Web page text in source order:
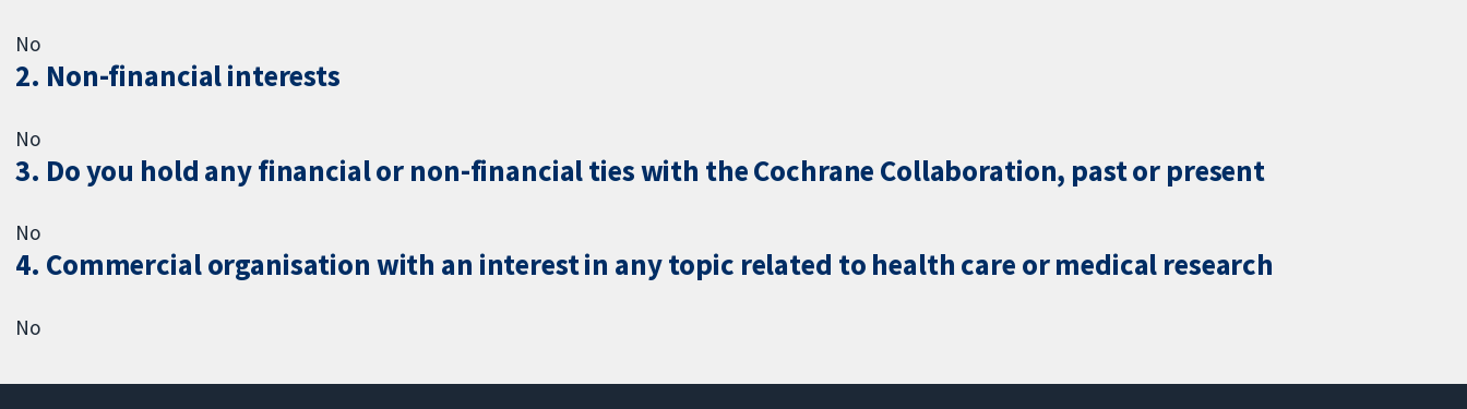
No
2. Non-financial interests
No
3. Do you hold any financial or non-financial ties with the Cochrane Collaboration, past or present
No
4. Commercial organisation with an interest in any topic related to health care or medical research
No